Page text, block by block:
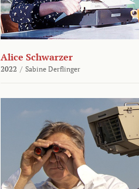
Alice Schwarzer
2022 / Sabine Derflinger